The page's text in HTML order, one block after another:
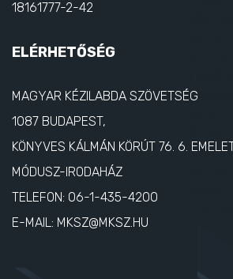
18161777-2-42
ELÉRHETŐSÉG
MAGYAR KÉZILABDA SZÖVETSÉG
1087 BUDAPEST,
KÖNYVES KÁLMÁN KÖRÚT 76. 6. EMELET
MÓDUSZ-IRODAHÁZ
TELEFON: 06-1-435-4200
E-MAIL: MKSZ@MKSZ.HU